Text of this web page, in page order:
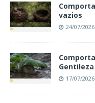
vazios
24/07/2026
17/07/2026